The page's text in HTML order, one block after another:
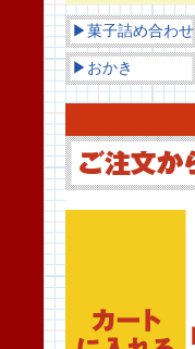
▶菓子詰め合わせ
▶おかき